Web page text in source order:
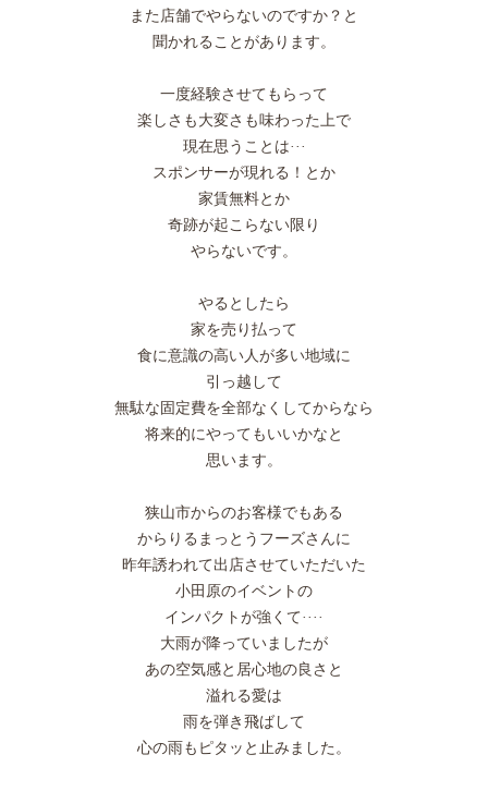
また店舗でやらないのですか？と
聞かれることがあります。
一度経験させてもらって
楽しさも大変さも味わった上で
現在思うことは···
スポンサーが現れる！とか
家賃無料とか
奇跡が起こらない限り
やらないです。
やるとしたら
家を売り払って
食に意識の高い人が多い地域に
引っ越して
無駄な固定費を全部なくしてからなら
将来的にやってもいいかなと
思います。
狭山市からのお客様でもある
からりるまっとうフーズさんに
昨年誘われて出店させていただいた
小田原のイベントの
インパクトが強くて····
大雨が降っていましたが
あの空気感と居心地の良さと
溢れる愛は
雨を弾き飛ばして
心の雨もピタッと止みました。